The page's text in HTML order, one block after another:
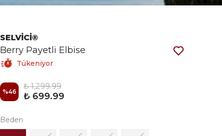
SELVİCİ®
Berry Payetli Elbise
Tükeniyor
%46
₺ 1,299.99
₺ 699.99
Beden